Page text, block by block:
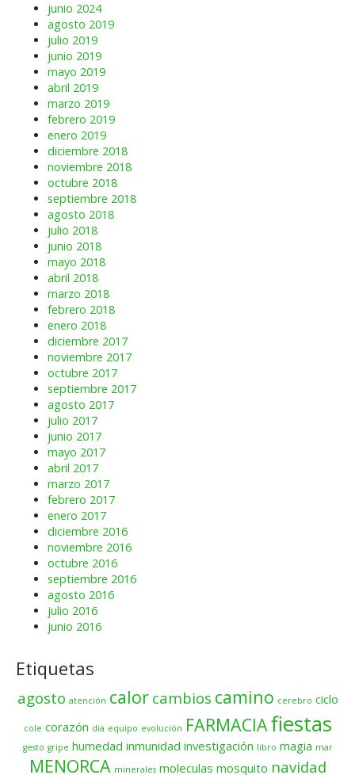
junio 2024
agosto 2019
julio 2019
junio 2019
mayo 2019
abril 2019
marzo 2019
febrero 2019
enero 2019
diciembre 2018
noviembre 2018
octubre 2018
septiembre 2018
agosto 2018
julio 2018
junio 2018
mayo 2018
abril 2018
marzo 2018
febrero 2018
enero 2018
diciembre 2017
noviembre 2017
octubre 2017
septiembre 2017
agosto 2017
julio 2017
junio 2017
mayo 2017
abril 2017
marzo 2017
febrero 2017
enero 2017
diciembre 2016
noviembre 2016
octubre 2016
septiembre 2016
agosto 2016
julio 2016
junio 2016
Etiquetas
agosto atención calor cambios camino cerebro ciclo
cole corazón dia equipo evolución FARMACIAfiestas
gesto gripe humedad inmunidad investigación libro magia mar
MENORCA minerales moleculas mosquito navidad